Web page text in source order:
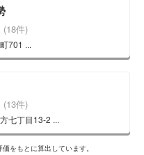
(18件)
701 ...
(13件)
七丁目13-2 ...
をもとに算出しています。